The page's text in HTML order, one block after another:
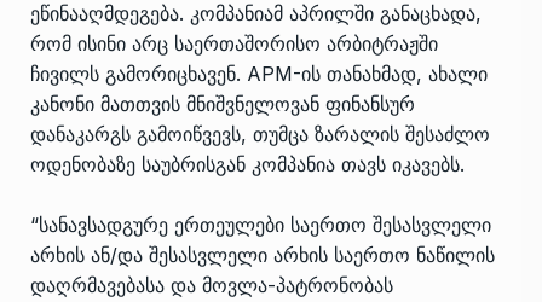
ეწინააღმდეგება. კომპანიამ აპრილში განაცხადა,
რომ ისინი არც საერთაშორისო არბიტრაჟში
ჩივილს გამორიცხავენ. APM-ის თანახმად, ახალი
კანონი მათთვის მნიშვნელოვან ფინანსურ
დანაკარგს გამოიწვევს, თუმცა ზარალის შესაძლო
ოდენობაზე საუბრისგან კომპანია თავს იკავებს.
“სანავსადგურე ერთეულები საერთო შესასვლელი
არხის ან/და შესასვლელი არხის საერთო ნაწილის
დაღრმავებასა და მოვლა-პატრონობას